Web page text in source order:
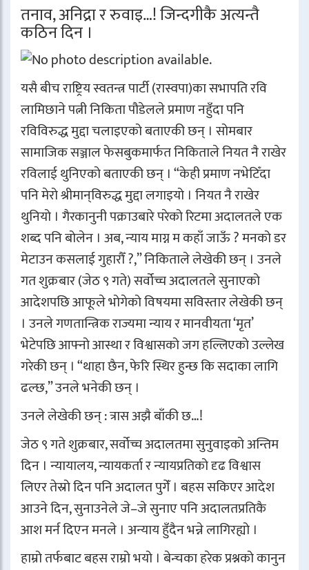
तनाव, अनिद्रा र रुवाइ…! जिन्दगीकै अत्यन्तै
कठिन दिन ।
यसै बीच राष्ट्रिय स्वतन्त्र पार्टी (रास्वपा)का सभापति रवि
लामिछाने पत्नी निकिता पौडेलले प्रमाण नहुँदा पनि
रविविरुद्ध मुद्दा चलाइएको बताएकी छन् । सोमबार
सामाजिक सञ्जाल फेसबुकमार्फत निकिताले नियत नै राखेर
रविलाई थुनिएको बताएकी छन् । “केही प्रमाण नभेटिँदा
पनि मेरो श्रीमान्‌विरुद्ध मुद्दा लगाइयो । नियत नै राखेर
थुनियो । गैरकानुनी पक्राउबारे परेको रिटमा अदालतले एक
शब्द पनि बोलेन । अब, न्याय माग्न म कहाँ जाऊँ ? मनको डर
मेटाउन कसलाई गुहारौँ ?,” निकिताले लेखेकी छन् । उनले
गत शुक्रबार (जेठ ९ गते) सर्वोच्च अदालतले सुनाएको
आदेशपछि आफूले भोगेको विषयमा सविस्तार लेखेकी छन्
। उनले गणतान्त्रिक राज्यमा न्याय र मानवीयता ‘मृत’
भेटेपछि आफ्नो आस्था र विश्वासको जग हल्लिएको उल्लेख
गरेकी छन् । “थाहा छैन, फेरि स्थिर हुन्छ कि सदाका लागि
ढल्छ,” उनले भनेकी छन् ।
उनले लेखेकी छन् : त्रास अझै बाँकी छ…!
जेठ ९ गते शुक्रबार, सर्वोच्च अदालतमा सुनुवाइको अन्तिम
दिन । न्यायालय, न्यायकर्ता र न्यायप्रतिको दृढ विश्वास
लिएर तेस्रो दिन पनि अदालत पुगेँ । बहस सकिएर आदेश
आउने दिन, सुनाउनेले जे–जे सुनाए पनि अदालतप्रतिकै
आश मर्न दिएन मनले । अन्याय हुँदैन भन्ने लागिरह्यो ।
हाम्रो तर्फबाट बहस राम्रो भयो । बेन्चका हरेक प्रश्नको कानुन